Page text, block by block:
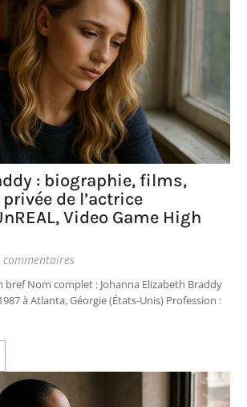
: biographie, films,
de l’actrice
Video Game High
commentaires
bref Nom complet : Johanna Elizabeth Braddy
à Atlanta, Géorgie (États-Unis) Profession :